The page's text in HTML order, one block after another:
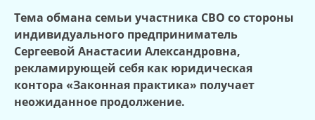
Тема обмана семьи участника СВО со стороны
индивидуального предприниматель
Сергеевой Анастасии Александровна,
рекламирующей себя как юридическая
контора «Законная практика» получает
неожиданное продолжение.